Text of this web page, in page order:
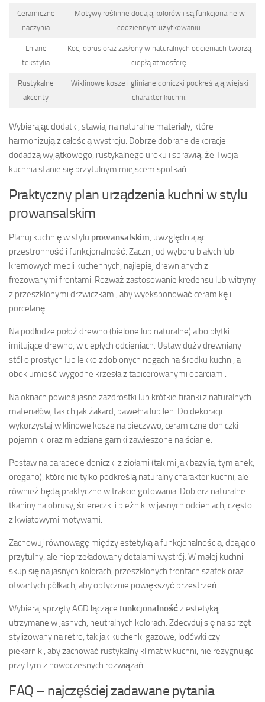
Ceramiczne
naczynia
Motywy roślinne dodają kolorów i są funkcjonalne w
codziennym użytkowaniu.
Lniane
tekstylia
Koc, obrus oraz zasłony w naturalnych odcieniach tworzą
ciepłą atmosferę.
Rustykalne
akcenty
Wiklinowe kosze i gliniane doniczki podkreślają wiejski
charakter kuchni.
Wybierając dodatki, stawiaj na naturalne materiały, które
harmonizują z całością wystroju. Dobrze dobrane dekoracje
dodadzą wyjątkowego, rustykalnego uroku i sprawią, że Twoja
kuchnia stanie się przytulnym miejscem spotkań.
Praktyczny plan urządzenia kuchni w stylu
prowansalskim
Planuj kuchnię w stylu prowansalskim, uwzględniając
przestronność i funkcjonalność. Zacznij od wyboru białych lub
kremowych mebli kuchennych, najlepiej drewnianych z
frezowanymi frontami. Rozważ zastosowanie kredensu lub witryny
z przeszklonymi drzwiczkami, aby wyeksponować ceramikę i
porcelanę.
Na podłodze położ drewno (bielone lub naturalne) albo płytki
imitujące drewno, w ciepłych odcieniach. Ustaw duży drewniany
stół o prostych lub lekko zdobionych nogach na środku kuchni, a
obok umieść wygodne krzesła z tapicerowanymi oparciami.
Na oknach powieś jasne zazdrostki lub krótkie firanki z naturalnych
materiałów, takich jak żakard, bawełna lub len. Do dekoracji
wykorzystaj wiklinowe kosze na pieczywo, ceramiczne doniczki i
pojemniki oraz miedziane garnki zawieszone na ścianie.
Postaw na parapecie doniczki z ziołami (takimi jak bazylia, tymianek,
oregano), które nie tylko podkreślą naturalny charakter kuchni, ale
również będą praktyczne w trakcie gotowania. Dobierz naturalne
tkaniny na obrusy, ściereczki i bieżniki w jasnych odcieniach, często
z kwiatowymi motywami.
Zachowuj równowagę między estetyką a funkcjonalnością, dbając o
przytulny, ale nieprzeładowany detalami wystrój. W małej kuchni
skup się na jasnych kolorach, przeszklonych frontach szafek oraz
otwartych półkach, aby optycznie powiększyć przestrzeń.
Wybieraj sprzęty AGD łączące funkcjonalnośćz estetyką,
utrzymane w jasnych, neutralnych kolorach. Zdecyduj się na sprzęt
stylizowany na retro, tak jak kuchenki gazowe, lodówki czy
piekarniki, aby zachować rustykalny klimat w kuchni, nie rezygnując
przy tym z nowoczesnych rozwiązań.
FAQ – najczęściej zadawane pytania